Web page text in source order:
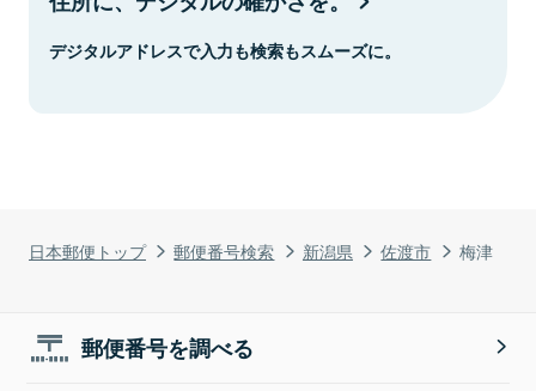
日本郵便トップ 郵便番号検索 新潟県 佐渡市 梅津
デジタルアドレスで入力も検索もスムーズに。
郵便番号を調べる